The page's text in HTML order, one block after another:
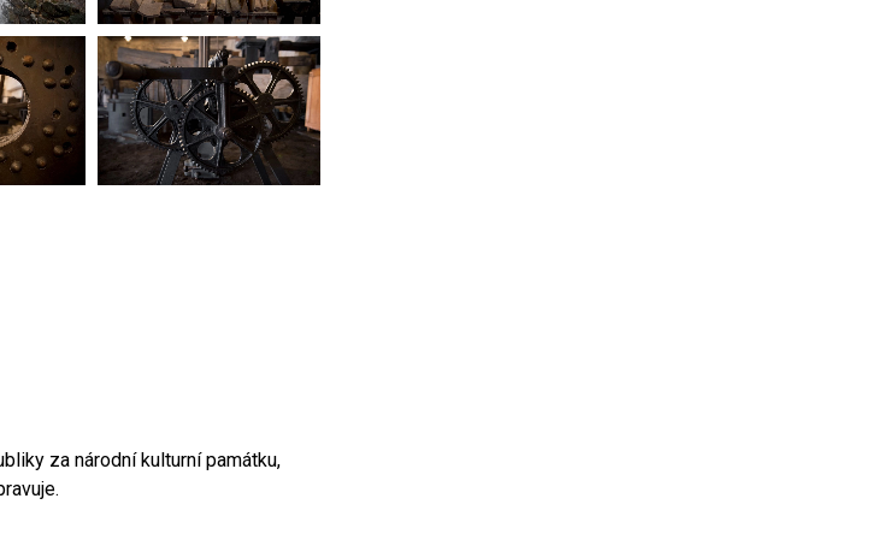
za národní kulturní památku,